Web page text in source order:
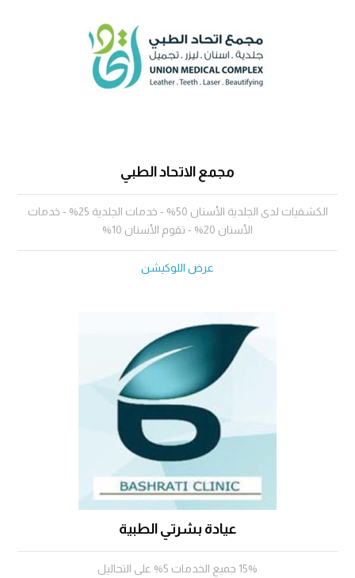
مجمع الاتحاد الطبي
الكشفيات لدى الجلدية الأسنان 50% - خدمات الجلدية 25% - خدمات
الأسنان 20% - تقوم الأسنان 10%
عرض اللوكيشن
عيادة بشرتي الطبية
15% جميع الخدمات 5% على التحاليل